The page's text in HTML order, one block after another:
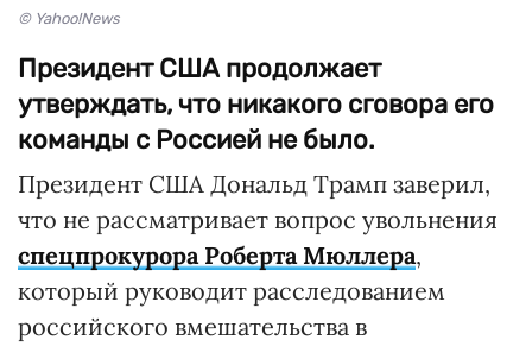
© Yahoo!News
Президент США продолжает
утверждать, что никакого сговора его
команды с Россией не было.
Президент США Дональд Трамп заверил,
что не рассматривает вопрос увольнения
спецпрокурора Роберта Мюллера,
который руководит расследованием
российского вмешательства в